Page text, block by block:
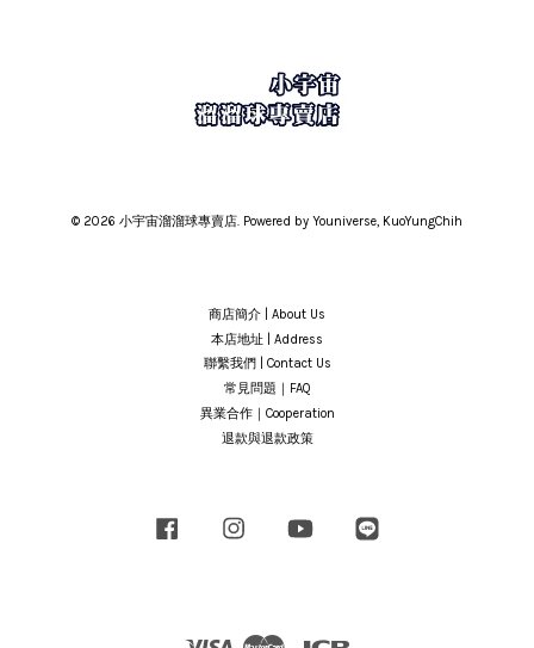
© 2026 小宇宙溜溜球專賣店. Powered by Youniverse, KuoYungChih
商店簡介 | About Us
本店地址 | Address
聯繫我們 | Contact Us
常見問題｜FAQ
異業合作｜Cooperation
退款與退款政策
Facebook Instagram YouTube
Visa Master